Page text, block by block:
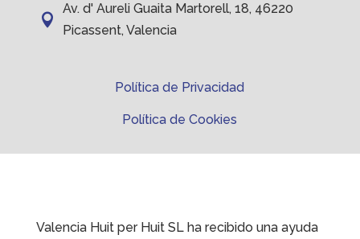

Av. d' Aureli Guaita Martorell, 18, 46220
Picassent, Valencia
Política de Privacidad
Política de Cookies
Valencia Huit per Huit SL ha recibido una ayuda